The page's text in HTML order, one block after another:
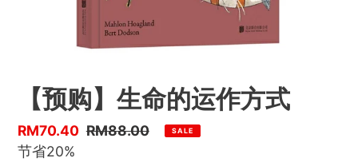
【预购】生命的运作方式
优
惠
RM70.40 售
RM88.00 SALE
节省20%